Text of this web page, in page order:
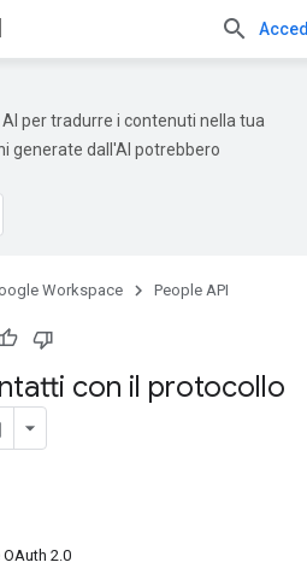
per tradurre i contenuti nella tua
generate dall'AI potrebbero
Workspace People API
con il protocollo
2.0